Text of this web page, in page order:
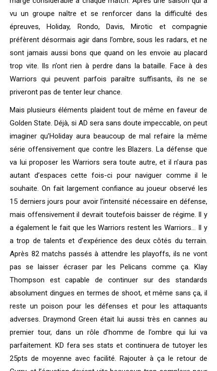
vu un groupe naître et se renforcer dans la difficulté des
épreuves, Holiday, Rondo, Davis, Mirotic et compagnie
préfèrent désormais agir dans l’ombre, sous les radars, et ne
sont jamais aussi bons que quand on les envoie au placard
trop vite. Ils n’ont rien à perdre dans la bataille. Face à des
Warriors qui peuvent parfois paraître suffisants, ils ne se
priveront pas de tenter leur chance.
Mais plusieurs éléments plaident tout de même en faveur de
Golden State. Déjà, si AD sera sans doute impeccable, on peut
imaginer qu’Holiday aura beaucoup de mal refaire la même
série offensivement que contre les Blazers. La défense que
va lui proposer les Warriors sera toute autre, et il n’aura pas
autant d’espaces cette fois-ci pour naviguer comme il le
souhaite. On fait largement confiance au joueur observé les
15 derniers jours pour avoir l’intensité nécessaire en défense,
mais offensivement il devrait toutefois baisser de régime. Il y
a également le fait que les Warriors restent les Warriors… Il y
a trop de talents et d’expérience des deux côtés du terrain.
Après 82 matchs passés à attendre les playoffs, ils ne vont
pas se laisser écraser par les Pelicans comme ça. Klay
Thompson est capable de continuer sur des standards
absolument dingues en termes de shoot, et même sans ça, il
reste un poison pour les défenses et pour les attaquants
adverses. Draymond Green était lui aussi très en cannes au
premier tour, dans un rôle d’homme de l’ombre qui lui va
parfaitement. KD fera ses stats et continuera de tutoyer les
25pts de moyenne avec facilité. Rajouter à ça le retour de